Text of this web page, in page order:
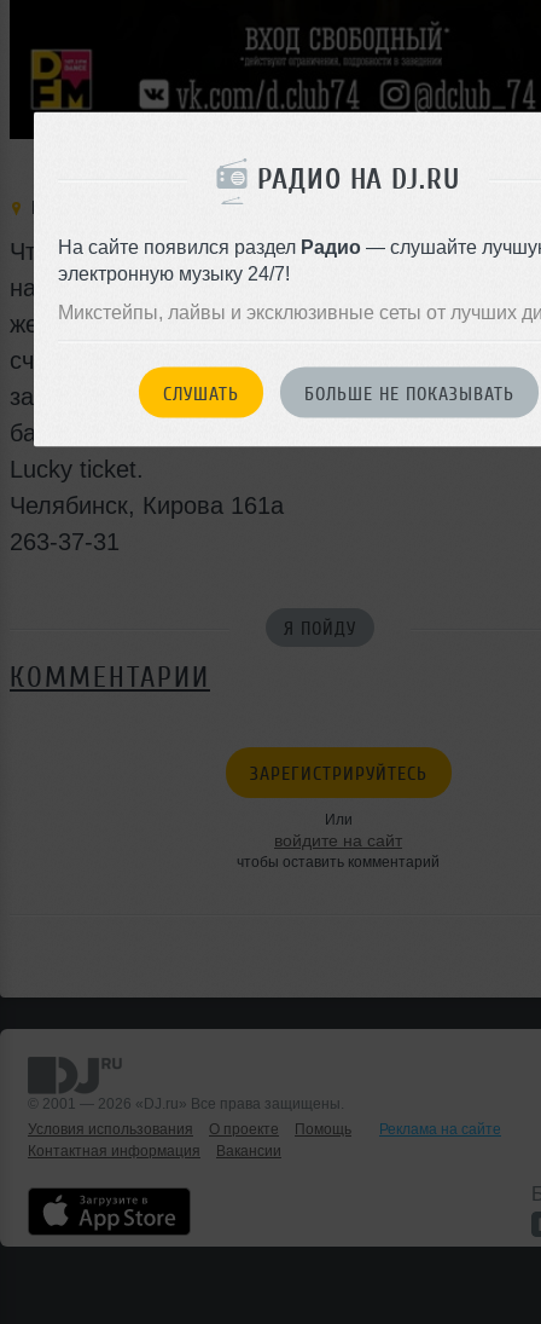
РАДИО НА DJ.RU
На сайте появился раздел Радио — слушайте
электронную музыку 24/7!
Микстейпы, лайвы и эксклюзивные сеты от лучших
СЛУШАТЬ БОЛЬШЕ НЕ ПОКАЗЫВАТЬ
Место: ,Челябинск
Чтоб стать обладателем заветного биетика,
надо ехать в транспорте, складывать в уме
жевать бумагу. Достаточно прийти в D-club и
счастливчик. Ведь ты проведешь эту ночь с
зажигательными go-go и самыми
барменами. И конечно не уйдешь домой без
Lucky ticket.
Челябинск, Кирова 161а
263-37-31
Я ПОЙДУ
КОММЕНТАРИИ
ЗАРЕГИСТРИРУЙТЕСЬ
Или
войдите на сайт
чтобы оставить комментарий
© 2001 — 2026 «DJ.ru» Все права защищены.
Условия использования
О проекте Помощь
Реклама на сайте
Контактная информация
Вакансии